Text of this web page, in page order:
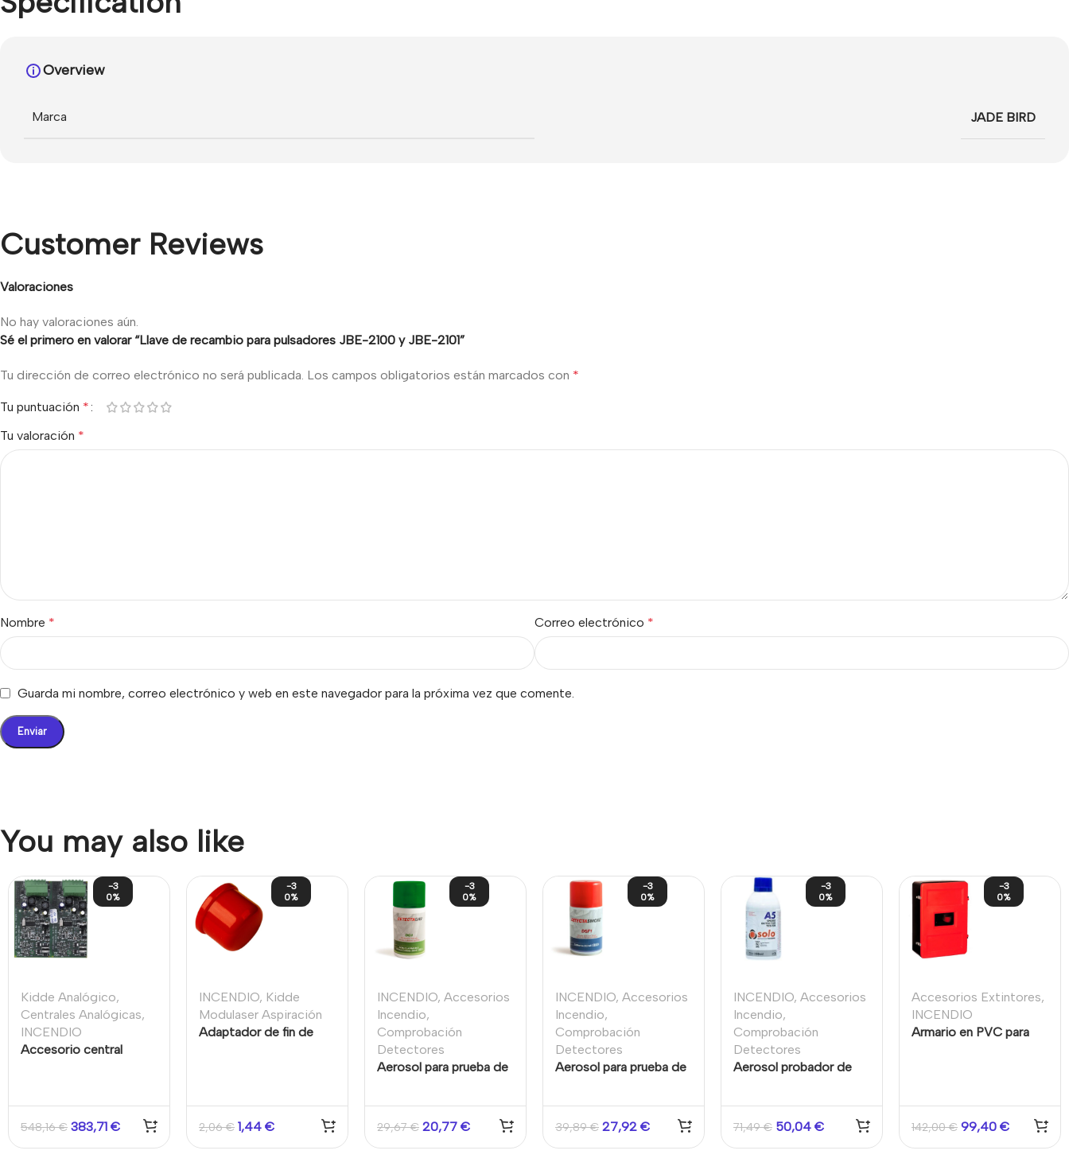
Overview
Marca JADE BIRD
Customer Reviews
Valoraciones
No hay valoraciones aún.
Sé el primero en valorar “Llave de recambio para pulsadores JBE-2100 y JBE-2101”
Tu dirección de correo electrónico no será publicada. Los campos obligatorios están marcados con *
Tu puntuación *
Tu valoración *
Nombre * Correo electrónico *
Guarda mi nombre, correo electrónico y web en este navegador para la próxima vez que comente.
You may also like
-3
0%
Kidde Analógico,
Centrales Analógicas,
INCENDIO
Accesorio central
lazos 500 mA por lazo
Kidde/Aritech
548,16€ 383,71 €
-3
0%
INCENDIO, Kidde
Modulaser Aspiración
Adaptador de fin de
2,06€ 1,44 €
-3
0%
INCENDIO, Accesorios
Incendio,
Comprobación
Detectores
Aerosol para prueba de
Carbono) industriales
250ml
29,67€ 20,77 €
-3
0%
INCENDIO, Accesorios
Incendio,
Comprobación
Detectores
Aerosol para prueba de
autónomos 250ml
39,89€ 27,92 €
-3
0%
INCENDIO, Accesorios
Incendio,
Comprobación
Detectores
Aerosol probador de
71,49€ 50,04 €
-3
0%
Accesorios Extintores,
INCENDIO
Armario en PVC para
142,00€ 99,40 €